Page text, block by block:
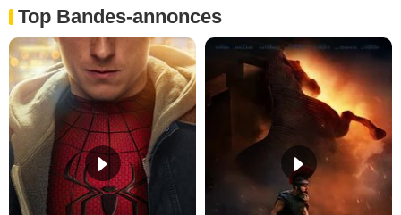
Top Bandes-annonces